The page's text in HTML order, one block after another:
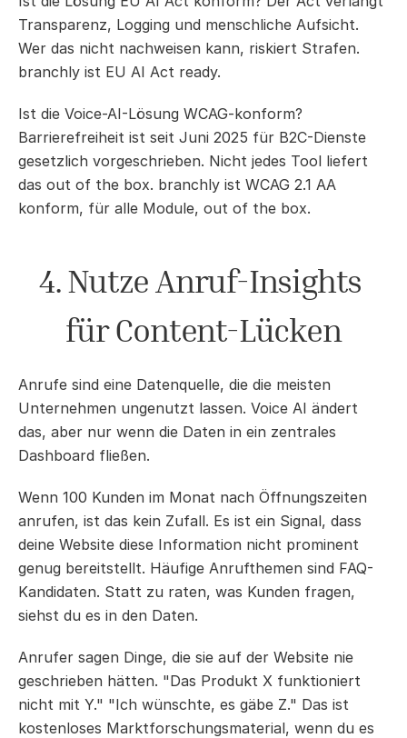
Transparenz, Logging und menschliche Aufsicht.
Wer das nicht nachweisen kann, riskiert Strafen.
branchly ist EU AI Act ready.
Ist die Voice-AI-Lösung WCAG-konform?
Barrierefreiheit ist seit Juni 2025 für B2C-Dienste
gesetzlich vorgeschrieben. Nicht jedes Tool liefert
das out of the box. branchly ist WCAG 2.1 AA
konform, für alle Module, out of the box.
4. Nutze Anruf-Insights
für Content-Lücken
Anrufe sind eine Datenquelle, die die meisten
Unternehmen ungenutzt lassen. Voice AI ändert
das, aber nur wenn die Daten in ein zentrales
Dashboard fließen.
Wenn 100 Kunden im Monat nach Öffnungszeiten
anrufen, ist das kein Zufall. Es ist ein Signal, dass
deine Website diese Information nicht prominent
genug bereitstellt. Häufige Anrufthemen sind FAQ-
Kandidaten. Statt zu raten, was Kunden fragen,
siehst du es in den Daten.
Anrufer sagen Dinge, die sie auf der Website nie
geschrieben hätten. "Das Produkt X funktioniert
nicht mit Y." "Ich wünschte, es gäbe Z." Das ist
kostenloses Marktforschungsmaterial, wenn du es